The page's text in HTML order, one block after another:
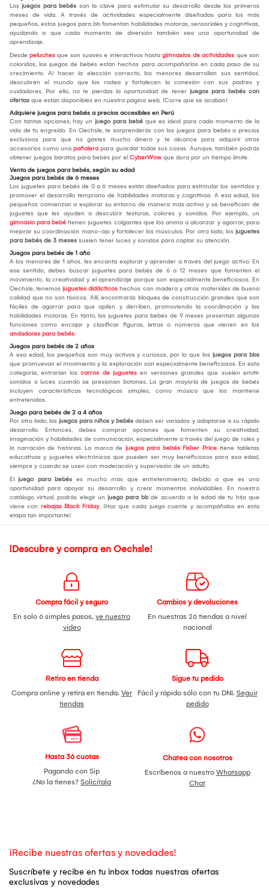
Los juegos para bebés son la clave para estimular su desarrollo desde los primeros
meses de vida. A través de actividades especialmente diseñadas para los más
pequeños, estos juegos para bb fomentan habilidades motoras, sensoriales y cognitivas,
ayudando a que cada momento de diversión también sea una oportunidad de
aprendizaje.
Desde peluches que son suaves e interactivos hasta gimnasios de actividades que son
coloridos, los juegos de bebés están hechos para acompañarlos en cada paso de su
crecimiento. Al hacer la elección correcta, los menores desarrollan sus sentidos,
descubren el mundo que los rodea y fortalecen la conexión con sus padres y
cuidadores. Por ello, no te pierdas la oportunidad de tener juegos para bebés con
ofertas que están disponibles en nuestra página web. ¡Corre que se acaban!
Adquiere juegos para bebés a precios accesibles en Perú
Con tantas opciones, hay un juego para bebé que es ideal para cada momento de la
vida de tu engreído. En Oechsle, te sorprenderás con los juegos para bebés a precios
exclusivos para que no gastes mucho dinero y te alcance para adquirir otros
accesorios como una pañalera para guardar todas sus cosas. Aunque, también podrás
obtener juegos baratos para bebés por el CyberWow que dura por un tiempo límite.
Venta de juegos para bebés, según su edad
Juegos para bebés de 6 meses
Los juguetes para bebés de 0 a 6 meses están diseñados para estimular los sentidos y
promover el desarrollo temprano de habilidades motoras y cognitivas. A esa edad, los
pequeños comienzan a explorar su entorno de manera más activa y se benefician de
juguetes que les ayuden a descubrir texturas, colores y sonidos. Por ejemplo, un
gimnasio para bebé tienen juguetes colgantes que los anima a alcanzar y agarrar, para
mejorar su coordinación mano-ojo y fortalecer los músculos. Por otro lado, los juguetes
para bebés de 3 meses suelen tener luces y sonidos para captar su atención.
Juegos para bebés de 1 año
A los menores de 1 años, les encanta explorar y aprender a través del juego activo. En
ese sentido, debes buscar juguetes para bebés de 6 a 12 meses que fomenten el
movimiento, la creatividad y el aprendizaje porque son especialmente beneficiosos. En
Oechsle, tenemos juguetes didácticos hechos con madera y otros materiales de buena
calidad que no son tóxicos. Allí, encontrarás bloques de construcción grandes que son
fáciles de agarrar para que apilen y derriben, promoviendo la coordinación y las
habilidades motoras. En tanto, los juguetes para bebés de 9 meses presentan algunas
funciones como encajar y clasificar figuras, letras o números que vienen en los
andadores para bebés.
Juegos para bebés de 2 años
A esa edad, los pequeños son muy activos y curiosos, por lo que los juegos para bbs
que promuevan el movimiento y la exploración son especialmente beneficiosos. En esta
categoría, entrarían los carros de juguetes en versiones grandes que suelen emitir
sonidos o luces cuando se presionan botones. La gran mayoría de juegos de bebés
incluyen características tecnológicas simples, como música que los mantiene
entretenidos.
Juego para bebés de 2 a 4 años
Por otro lado, los juegos para niños y bebés deben ser variados y adaptarse a su rápido
desarrollo. Entonces, debes comprar opciones que fomenten su creatividad,
imaginación y habilidades de comunicación, especialmente a través del juego de roles y
la narración de historias. La marca de juegos para bebés Fisher Price tiene tabletas
educativas y juguetes electrónicos que pueden ser muy beneficiosos para esa edad,
siempre y cuando se usen con moderación y supervisión de un adulto.
El juego para bebés es mucho más que entretenimiento, debido a que es una
oportunidad para apoyar su desarrollo y crear momentos inolvidables. En nuestro
catálogo virtual, podrás elegir un juego para bbde acuerdo a la edad de tu hijo que
viene con rebajas Black Friday. ¡Haz que cada juego cuente y acompáñalos en esta
etapa tan importante!
¡Descubre y compra en Oechsle!
Compra fácil y seguro
En solo 6 simples pasos, ve nuestro
video
Cambios y devoluciones
En nuestras 26 tiendas a nivel
nacional
Retiro en tienda
Compra online y retira en tienda. Ver
tiendas
Sigue tu pedido
Fácil y rápido sólo con tu DNI. Seguir
pedido
Hasta 36 cuotas
Pagando con Sip
¿No la tienes? Solicítala
Chatea con nosotros
Escríbenos a nuestro Whatsapp
Chat
¡Recibe nuestras ofertas y novedades!
Suscríbete y recibe en tu inbox todas nuestras ofertas
exclusivas y novedades